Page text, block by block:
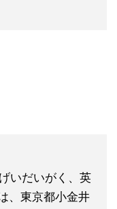
いだいがく、英
、東京都小金井